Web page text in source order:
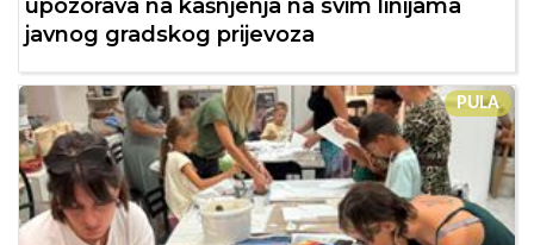
upozorava na kašnjenja na svim linijama
javnog gradskog prijevoza
PULA